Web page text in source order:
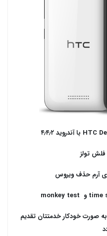
تولز
آرم حذف ویروس
به صورت خودکار خدمتتان تقدیم